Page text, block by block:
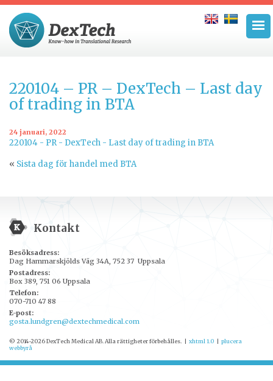
220104 – PR – DexTech – Last day
of trading in BTA
24 januari, 2022
220104 - PR - DexTech - Last day of trading in BTA
« Sista dag för handel med BTA
Kontakt
Besöksadress:
Dag Hammarskjölds Väg 34A, 752 37 Uppsala
Postadress:
Box 389, 751 06 Uppsala
Telefon:
070-710 47 88
E-post:
gosta.lundgren@dextechmedical.com
© 2014-2026 DexTech Medical AB. Alla rättigheter förbehålles. | xhtml 1.0 | plucera
webbyrå